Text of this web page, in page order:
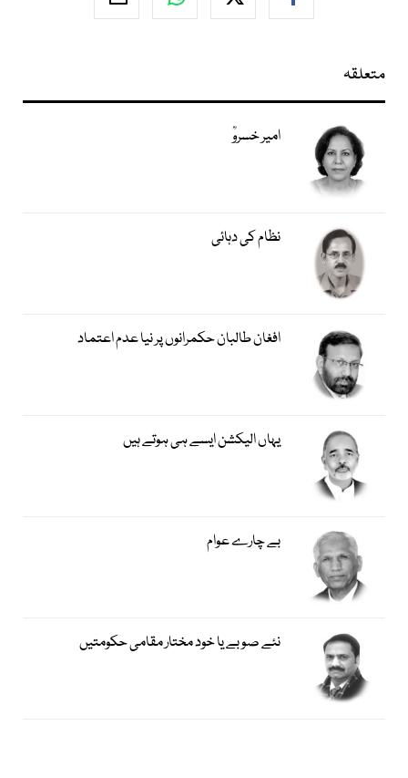
متعلقہ
امیر خسروؒ
نظام کی دہائی
افغان طالبان حکمرانوں پر نیا عدم اعتماد
یہاں الیکشن ایسے ہی ہوتے ہیں
بے چارے عوام
نئے صوبے یا خود مختار مقامی حکومتیں